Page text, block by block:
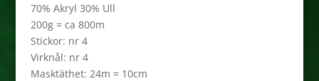
70% Akryl 30% Ull
200g = ca 800m
Stickor: nr 4
Virknål: nr 4
Masktäthet: 24m = 10cm